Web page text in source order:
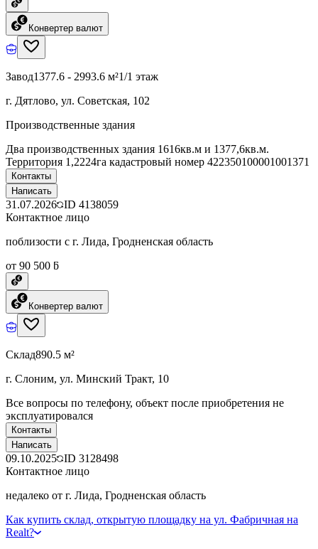
Конвертер валют
Завод1377.6 - 2993.6 м²1/1 этаж
г. Дятлово, ул. Советская, 102
Производственные здания
Два производственных здания 1616кв.м и 1377,6кв.м.
Территория 1,2224га кадастровый номер 422350100001001371
Контакты
Написать
31.07.2026 ID 4138059
Контактное лицо
поблизости с г. Лида, Гродненская область
от 90 500 ƃ
Конвертер валют
Склад890.5 м²
г. Слоним, ул. Минский Тракт, 10
Все вопросы по телефону, объект после приобретения не
эксплуатировался
Контакты
Написать
09.10.2025 ID 3128498
Контактное лицо
недалеко от г. Лида, Гродненская область
Как купить склад, открытую площадку на ул. Фабричная на
Realt?